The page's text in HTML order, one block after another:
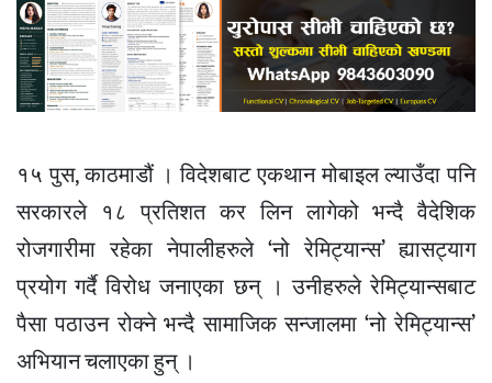
१५ पुस, काठमाडौं । विदेशबाट एकथान मोबाइल ल्याउँदा पनि
सरकारले १८ प्रतिशत कर लिन लागेको भन्दै वैदेशिक
रोजगारीमा रहेका नेपालीहरुले ‘नो रेमिट्यान्स’ ह्यासट्याग
प्रयोग गर्दै विरोध जनाएका छन् । उनीहरुले रेमिट्यान्सबाट
पैसा पठाउन रोक्ने भन्दै सामाजिक सन्जालमा ‘नो रेमिट्यान्स’
अभियान चलाएका हुन् ।